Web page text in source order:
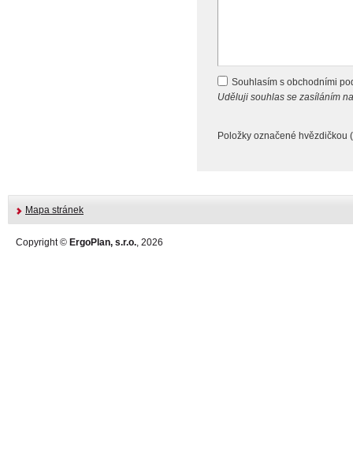
Souhlasím s obchodními
Uděluji souhlas se zasíláním
Položky označené hvězdičkou (
Mapa stránek
Copyright © ErgoPlan, s.r.o., 2026